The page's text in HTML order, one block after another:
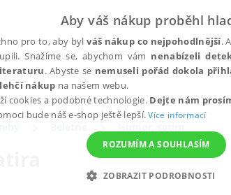
Aby váš nákup proběhl
pro to, aby bylváš nákup co nejpohodlnější.
Snažíme se, abychom vám nenabízeli
. Abyste se nemuseli pořád dokola
nákup na našem webu.
cookies a podobné technologie. Dejte nám
bude náš e-shop ještě lepší.Více informací
ROZUMÍM A SOUHLASÍM
ZOBRAZIT PODROBNOSTI